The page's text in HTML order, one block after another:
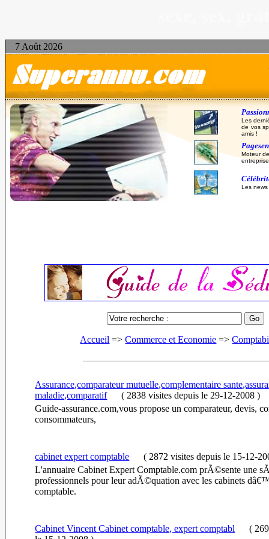
7 Août 2026
Les
de vos
amis !
Moteur
Les
Accueil =>Commerce et Economie =>
Assurance,comparateur mutuelle,complementaire
maladie,comparatif( 2838 visitesdepuis le 29-12-2008 )
Guide-assurance.com,vous propose un comparateur, devis,
consommateurs,
cabinet expert comptable ( 2872 visitesdepuis le 15-12-
L'annuaire Cabinet Expert Comptable.com prÃ©sente une
professionnels pour leur adÃ©quation avec les cabinets
comptable.
Cabinet Vincent Cabinet comptable, expert comptabl (